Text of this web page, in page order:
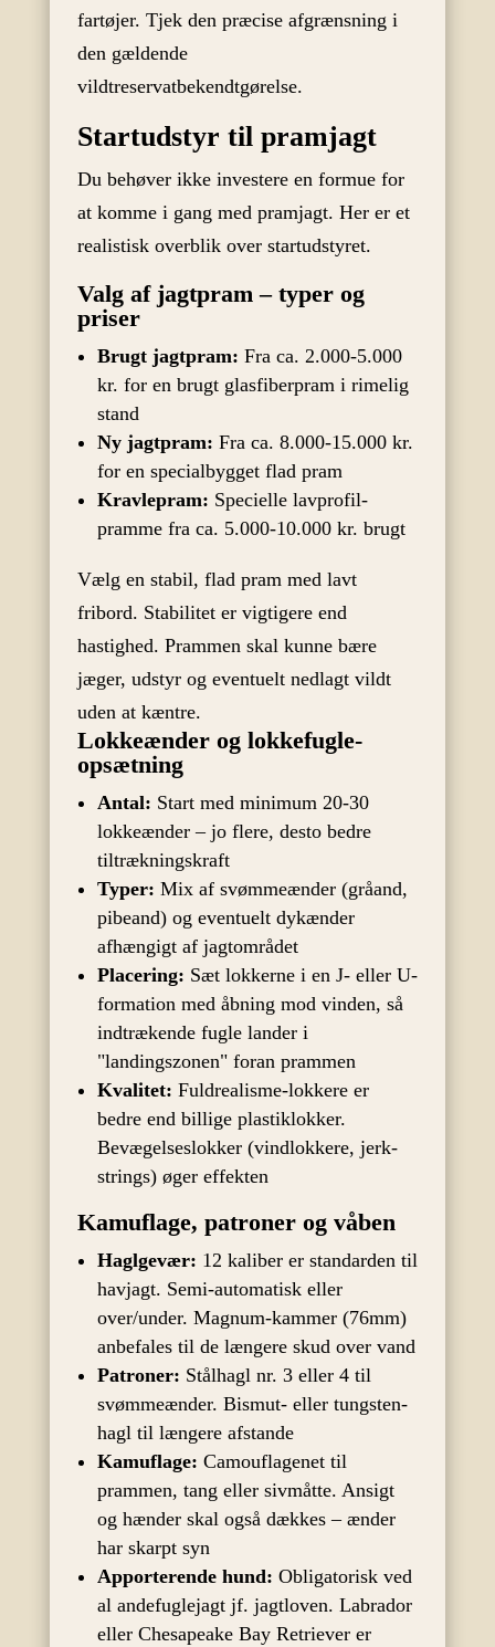
fartøjer. Tjek den præcise afgrænsning i
den gældende
vildtreservatbekendtgørelse.
Startudstyr til pramjagt
Du behøver ikke investere en formue for
at komme i gang med pramjagt. Her er et
realistisk overblik over startudstyret.
Valg af jagtpram – typer og
priser
Brugt jagtpram: Fra ca. 2.000-5.000
kr. for en brugt glasfiberpram i rimelig
stand
Ny jagtpram: Fra ca. 8.000-15.000 kr.
for en specialbygget flad pram
Kravlepram: Specielle lavprofil-
pramme fra ca. 5.000-10.000 kr. brugt
Vælg en stabil, flad pram med lavt
fribord. Stabilitet er vigtigere end
hastighed. Prammen skal kunne bære
jæger, udstyr og eventuelt nedlagt vildt
uden at kæntre.
Lokkeænder og lokkefugle-
opsætning
Antal: Start med minimum 20-30
lokkeænder – jo flere, desto bedre
tiltrækningskraft
Typer: Mix af svømmeænder (gråand,
pibeand) og eventuelt dykænder
afhængigt af jagtområdet
Placering: Sæt lokkerne i en J- eller U-
formation med åbning mod vinden, så
indtrækende fugle lander i
"landingszonen" foran prammen
Kvalitet: Fuldrealisme-lokkere er
bedre end billige plastiklokker.
Bevægelseslokker (vindlokkere, jerk-
strings) øger effekten
Kamuflage, patroner og våben
Haglgevær: 12 kaliber er standarden til
havjagt. Semi-automatisk eller
over/under. Magnum-kammer (76mm)
anbefales til de længere skud over vand
Patroner: Stålhagl nr. 3 eller 4 til
svømmeænder. Bismut- eller tungsten-
hagl til længere afstande
Kamuflage: Camouflagenet til
prammen, tang eller sivmåtte. Ansigt
og hænder skal også dækkes – ænder
har skarpt syn
Apporterende hund: Obligatorisk ved
al andefuglejagt jf. jagtloven. Labrador
eller Chesapeake Bay Retriever er